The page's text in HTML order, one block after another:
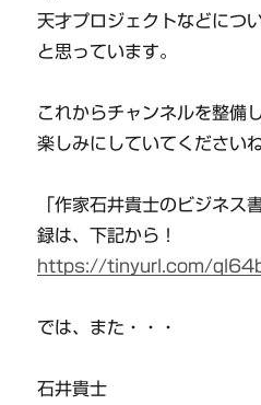
天才プロジェクトなどにつ
と思っています。
これからチャンネルを整備
楽しみにしていてくださいね
「作家石井貴士のビジネス
録は、下記から！
https://tinyurl.com/
では、また・・・
石井貴士